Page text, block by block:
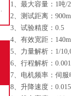
压拉床
1、最大容量：1吨/
2、测试距离：
3、试验精度：0.5
4、有效宽距：
5、力量解析：1/
6、行程解析：
7、电机频率：伺服
8、升降速度：